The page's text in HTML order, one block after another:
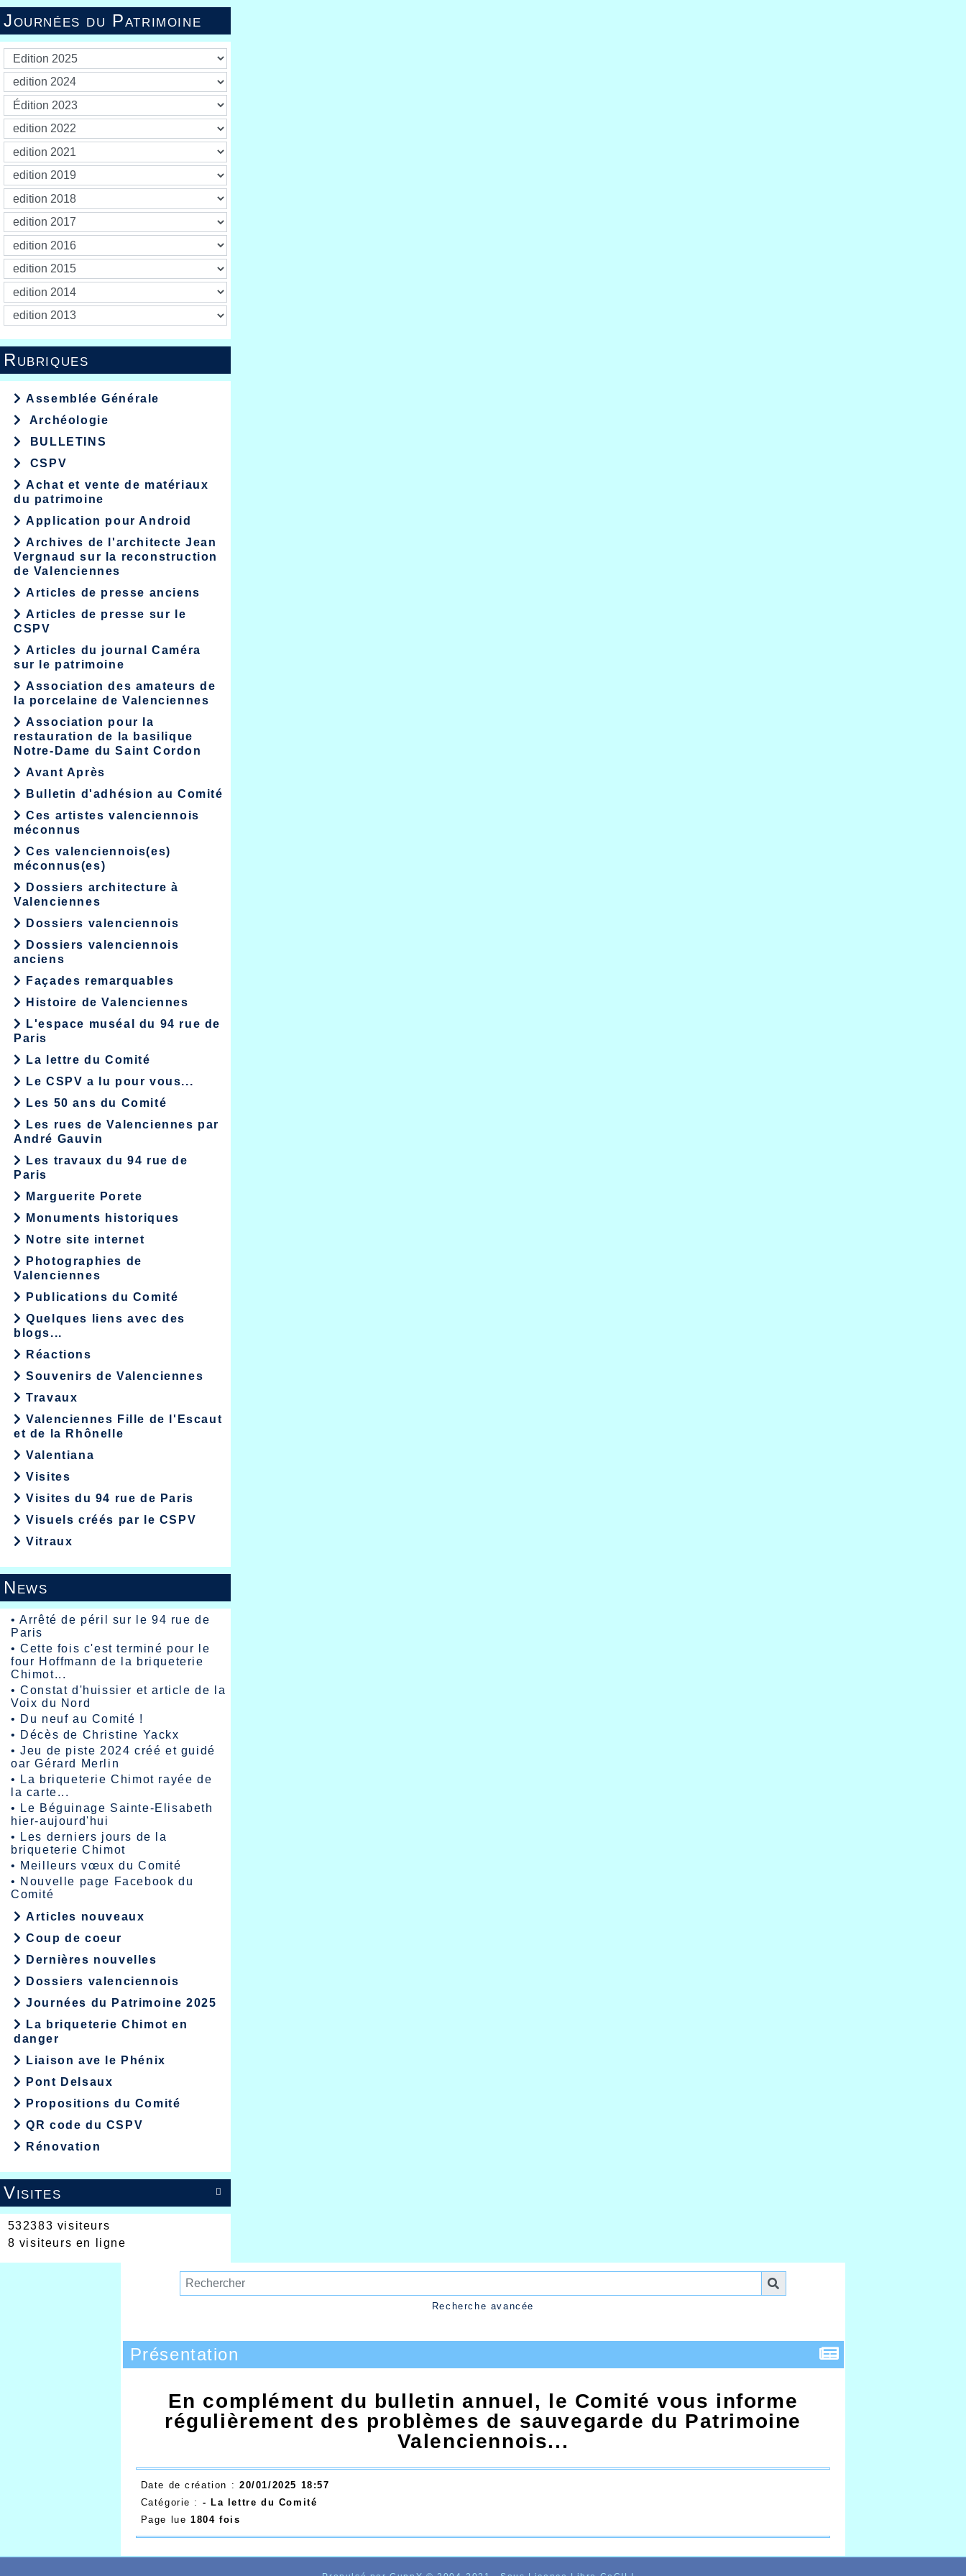
Journées du Patrimoine
Rubriques
Assemblée Générale
Archéologie
BULLETINS
CSPV
Achat et vente de matériaux
du patrimoine
Application pour Android
Archives de l'architecte Jean
Vergnaud sur la reconstruction
de Valenciennes
Articles de presse anciens
Articles de presse sur le
CSPV
Articles du journal Caméra
sur le patrimoine
Association des amateurs de
la porcelaine de Valenciennes
Association pour la
restauration de la basilique
Notre-Dame du Saint Cordon
Avant Après
Bulletin d'adhésion au Comité
Ces artistes valenciennois
méconnus
Ces valenciennois(es)
méconnus(es)
Dossiers architecture à
Valenciennes
Dossiers valenciennois
Dossiers valenciennois
anciens
Façades remarquables
Histoire de Valenciennes
L'espace muséal du 94 rue de
Paris
La lettre du Comité
Le CSPV a lu pour vous...
Les 50 ans du Comité
Les rues de Valenciennes par
André Gauvin
Les travaux du 94 rue de
Paris
Marguerite Porete
Monuments historiques
Notre site internet
Photographies de
Valenciennes
Publications du Comité
Quelques liens avec des
blogs...
Réactions
Souvenirs de Valenciennes
Travaux
Valenciennes Fille de l'Escaut
et de la Rhônelle
Valentiana
Visites
Visites du 94 rue de Paris
Visuels créés par le CSPV
Vitraux
News
•Arrêté de péril sur le 94 rue de
Paris
•Cette fois c'est terminé pour le
four Hoffmann de la briqueterie
Chimot...
•Constat d'huissier et article de la
Voix du Nord
• Du neuf au Comité !
• Décès de Christine Yackx
•Jeu de piste 2024 créé et guidé
oar Gérard Merlin
•
La briqueterie Chimot rayée de
la carte...
•
Le Béguinage Sainte-Elisabeth
hier-aujourd'hui
•
Les derniers jours de la
briqueterie Chimot
• Meilleurs vœux du Comité
• Nouvelle page Facebook du
Comité
Articles nouveaux
Coup de coeur
Dernières nouvelles
Dossiers valenciennois
Journées du Patrimoine 2025
La briqueterie Chimot en
danger
Liaison ave le Phénix
Pont Delsaux
Propositions du Comité
QR code du CSPV
Rénovation

Visites
532383 visiteurs
8 visiteurs en ligne
Recherche avancée
Présentation
En complément du bulletin annuel, le Comité vous informe
régulièrement des problèmes de sauvegarde du Patrimoine
Valenciennois...
Date de création : 20/01/2025 18:57
Catégorie : - La lettre du Comité
Page lue 1804 fois